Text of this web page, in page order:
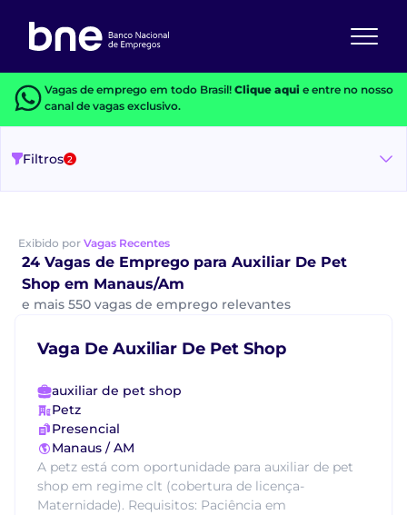
Vagas de emprego em todo Brasil! Clique aquie entre no nosso
canal de vagas exclusivo.
Filtros 2
Exibido por Vagas Recentes
24 Vagas de Emprego para Auxiliar De Pet
Shop em Manaus/Am
e mais 550 vagas de emprego relevantes
Vaga De Auxiliar De Pet Shop
auxiliar de pet shop
Petz
Presencial
Manaus / AM
A petz está com oportunidade para auxiliar de pet
shop em regime clt (cobertura de licença-
Maternidade). Requisitos: Paciência em